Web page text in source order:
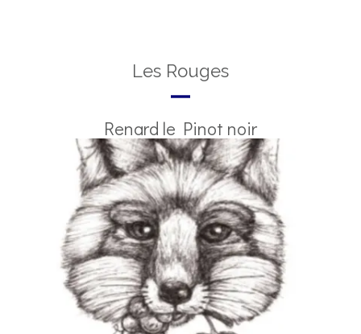
Les Rouges
Renard le Pinot noir